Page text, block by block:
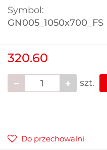
Symbol:
GN005_1050x700_FS
320.60
szt.
Do przechowalni